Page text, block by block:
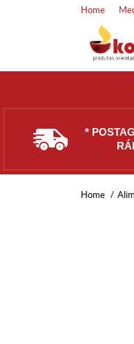
Home
*
Home